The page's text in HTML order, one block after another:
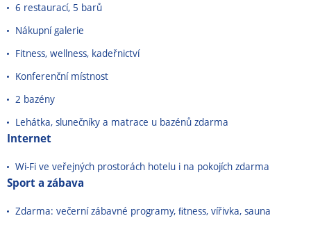
6 restaurací, 5 barů
Nákupní galerie
Fitness, wellness, kadeřnictví
Konferenční místnost
2 bazény
Lehátka, slunečníky a matrace u bazénů zdarma
Internet
Wi-Fi ve veřejných prostorách hotelu i na pokojích zdarma
Sport a zábava
Zdarma: večerní zábavné programy, ﬁtness, vířivka, sauna